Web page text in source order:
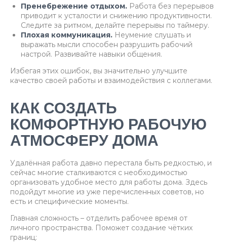
Пренебрежение отдыхом. Работа без перерывов
приводит к усталости и снижению продуктивности.
Следите за ритмом, делайте перерывы по таймеру.
Плохая коммуникация. Неумение слушать и
выражать мысли способен разрушить рабочий
настрой. Развивайте навыки общения.
Избегая этих ошибок, вы значительно улучшите
качество своей работы и взаимодействия с коллегами.
КАК СОЗДАТЬ
КОМФОРТНУЮ РАБОЧУЮ
АТМОСФЕРУ ДОМА
Удалённая работа давно перестала быть редкостью, и
сейчас многие сталкиваются с необходимостью
организовать удобное место для работы дома. Здесь
подойдут многие из уже перечисленных советов, но
есть и специфические моменты.
Главная сложность – отделить рабочее время от
личного пространства. Поможет создание чётких
границ: